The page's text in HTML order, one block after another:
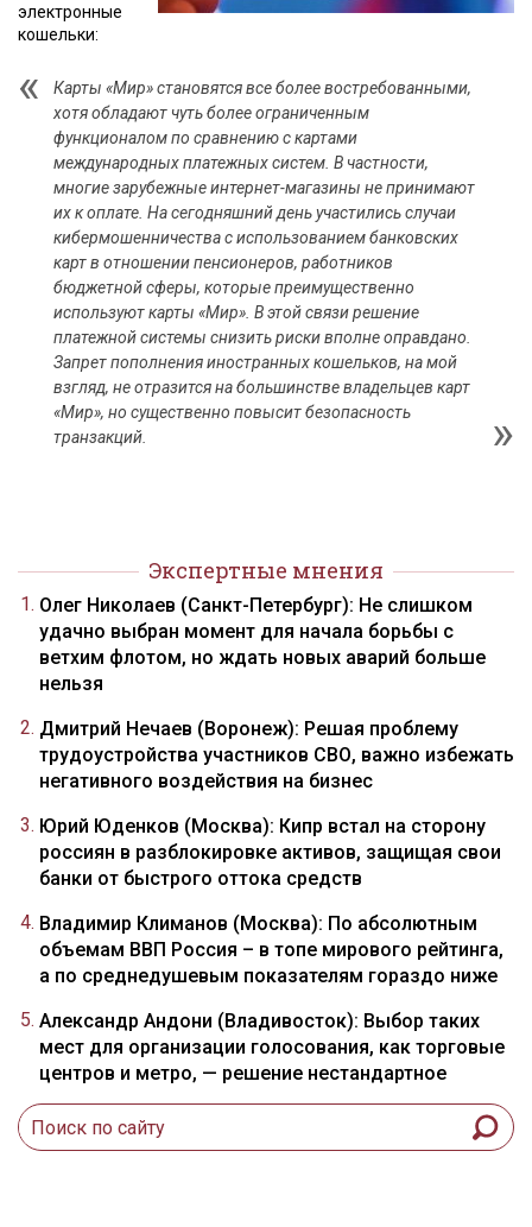
электронные
кошельки:
Карты «Мир» становятся все более востребованными,
хотя обладают чуть более ограниченным
функционалом по сравнению с картами
международных платежных систем. В частности,
многие зарубежные интернет-магазины не принимают
их к оплате. На сегодняшний день участились случаи
кибермошенничества с использованием банковских
карт в отношении пенсионеров, работников
бюджетной сферы, которые преимущественно
используют карты «Мир». В этой связи решение
платежной системы снизить риски вполне оправдано.
Запрет пополнения иностранных кошельков, на мой
взгляд, не отразится на большинстве владельцев карт
«Мир», но существенно повысит безопасность
транзакций.
Экспертные мнения
Олег Николаев (Санкт-Петербург): Не слишком
удачно выбран момент для начала борьбы с
ветхим флотом, но ждать новых аварий больше
нельзя
Дмитрий Нечаев (Воронеж): Решая проблему
трудоустройства участников СВО, важно избежать
негативного воздействия на бизнес
Юрий Юденков (Москва): Кипр встал на сторону
россиян в разблокировке активов, защищая свои
банки от быстрого оттока средств
Владимир Климанов (Москва): По абсолютным
объемам ВВП Россия – в топе мирового рейтинга,
а по среднедушевым показателям гораздо ниже
Александр Андони (Владивосток): Выбор таких
мест для организации голосования, как торговые
центров и метро, — решение нестандартное